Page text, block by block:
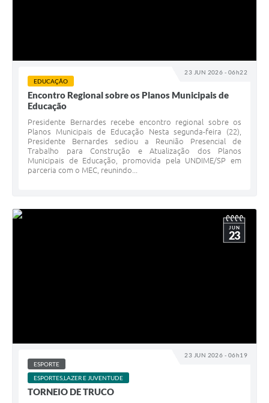
23 JUN 2026 - 06h22
EDUCAÇÃO
Encontro Regional sobre os Planos Municipais de
Educação
Presidente Bernardes recebe encontro regional sobre os
Planos Municipais de Educação Nesta segunda-feira (22),
Presidente Bernardes sediou a Reunião Presencial de
Trabalho para Construção e Atualização dos Planos
Municipais de Educação, promovida pela UNDIME/SP em
parceria com o MEC, reunindo...
23 JUN 2026 - 06h19
JUN
23
ESPORTE
ESPORTES,LAZER E JUVENTUDE
TORNEIO DE TRUCO